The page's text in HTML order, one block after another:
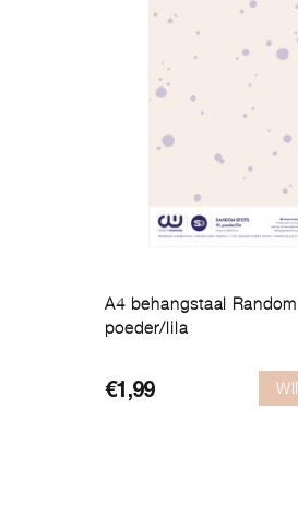
A4 behangstaal
poeder/lila
€1,99